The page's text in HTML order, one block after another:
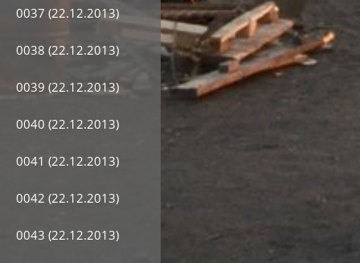
0037 (22.12.2013)
0038 (22.12.2013)
0039 (22.12.2013)
0040 (22.12.2013)
0041 (22.12.2013)
0042 (22.12.2013)
0043 (22.12.2013)